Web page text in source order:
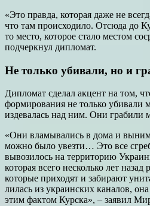
«Это правда, которая даже не
что там происходило. Отсюда до
то место, которое стало местом
подчеркнул дипломат.
Не только убивали, но и
Дипломат сделал акцент на том,
формирования не только убивали
издевалась над ним. Они грабили
«Они вламывались в дома и
можно было увезти… Это все
вывозилось на территорию
которая всего несколько лет назад
которые приходят и забирают
лилась из украинских каналов,
этим фактом Курска», – заявил